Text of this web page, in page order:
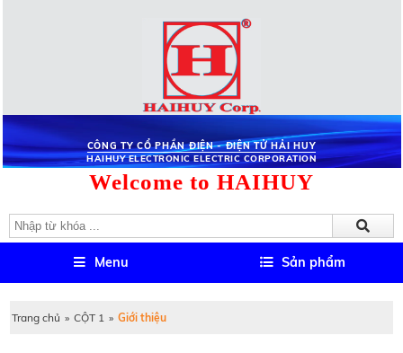
CÔNG TY CỔ PHẦN ĐIỆN - ĐIỆN TỬ HẢI HUY
HAIHUY ELECTRONIC ELECTRIC CORPORATION
Welcome to HAIHUY
Menu Sản phẩm
Trang chủ » CỘT 1 » Giới thiệu